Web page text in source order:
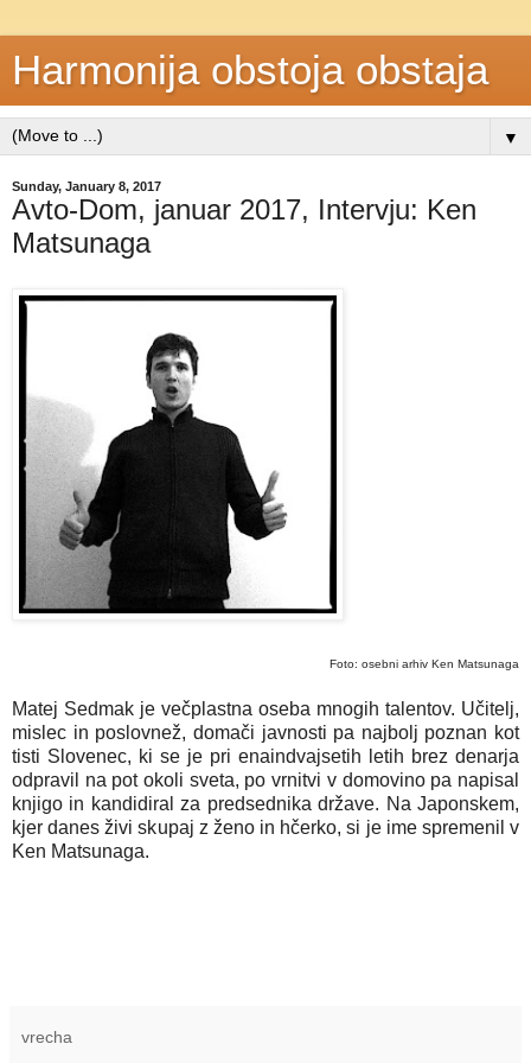
Harmonija obstoja obstaja
▼
Sunday, January 8, 2017
Avto-Dom, januar 2017, Intervju: Ken
Matsunaga
Foto: osebni arhiv Ken Matsunaga
Matej Sedmak je večplastna oseba mnogih talentov. Učitelj,
mislec in poslovnež, domači javnosti pa najbolj poznan kot
tisti Slovenec, ki se je pri enaindvajsetih letih brez denarja
odpravil na pot okoli sveta, po vrnitvi v domovino pa napisal
knjigo in kandidiral za predsednika države. Na Japonskem,
kjer danes živi skupaj z ženo in hčerko, si je ime spremenil v
Ken Matsunaga.
vrecha